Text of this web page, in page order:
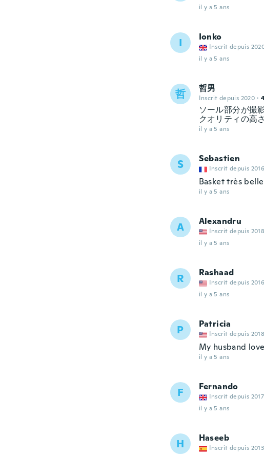
il y a 5 ans
I Ionko
Inscrit depuis
il y a 5 ans
哲 哲男
Inscrit depuis 2020 · 4
ソール部分が撮
クオリティの高
il y a 5 ans
S Sebastien
Inscrit depuis 2016
Basket très
il y a 5 ans
A Alexandru
Inscrit depuis 2018
il y a 5 ans
R Rashaad
Inscrit depuis 2016
il y a 5 ans
P Patricia
Inscrit depuis 2018
My husband
il y a 5 ans
F Fernando
Inscrit depuis 2017
il y a 5 ans
H Haseeb
Inscrit depuis 2013